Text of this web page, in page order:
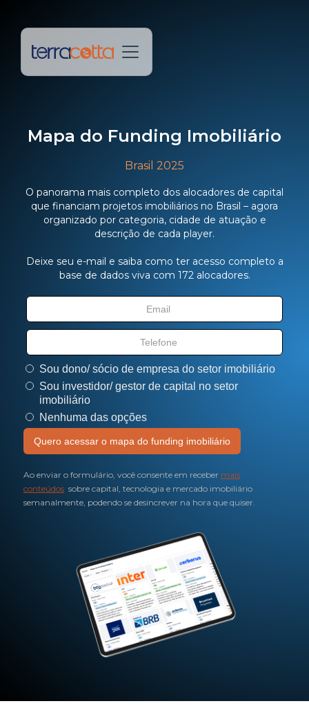
Mapa do Funding Imobiliário
Brasil 2025
O panorama mais completo dos alocadores de capital
que financiam projetos imobiliários no Brasil – agora
organizado por categoria, cidade de atuação e
descrição de cada player.
Deixe seu e-mail e saiba como ter acesso completo a
base de dados viva com 172 alocadores.
Sou dono/ sócio de empresa do setor imobiliário
Sou investidor/ gestor de capital no setor
imobiliário
Nenhuma das opções
Ao enviar o formulário, você consente em receber mais
conteúdos sobre capital, tecnologia e mercado imobiliário
semanalmente, podendo se desincrever na hora que quiser.